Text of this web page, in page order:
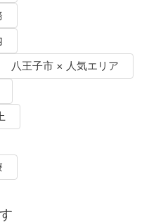
八王子市 × 人気エリア